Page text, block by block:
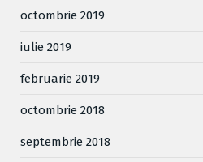
octombrie 2019
iulie 2019
februarie 2019
octombrie 2018
septembrie 2018